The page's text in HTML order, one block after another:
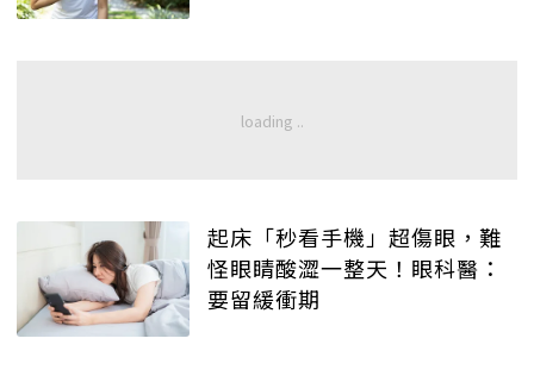
起床「秒看手機」超傷眼，難
怪眼睛酸澀一整天！眼科醫：
要留緩衝期